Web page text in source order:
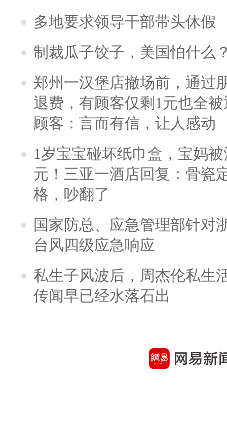
多地要求领导干部带头休假
制裁瓜子饺子，美国怕什么
郑州一汉堡店撤场前，通过
退费，有顾客仅剩1元也全
顾客：言而有信，让人感动
1岁宝宝碰坏纸巾盒，宝妈
元！三亚一酒店回复：骨瓷
格，吵翻了
国家防总、应急管理部针对
台风四级应急响应
私生子风波后，周杰伦私生
传闻早已经水落石出